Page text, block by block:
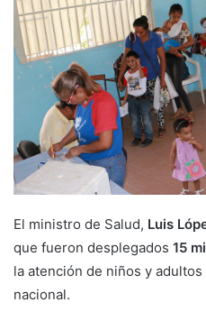
El ministro de Salud, Luis
que fueron desplegados 15
la atención de niños y
nacional.